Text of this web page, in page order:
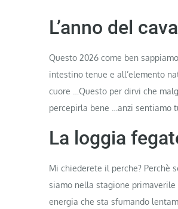
L’anno del
Questo 2026 come ben
intestino tenue e all’elemento
cuore …Questo per dirvi che
percepirla bene …anzi sentiamo
La loggia
Mi chiederete il perche?
siamo nella stagione
energia che sta sfumando